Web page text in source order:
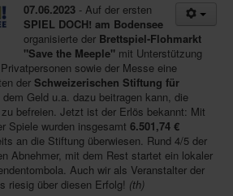
Special 2025
07.06.2023 - Auf der ersten
SPIEL DOCH! am Bodensee
organisierte der Brettspiel-Flohmarkt
"Save the Meeple" mit Unterstützung
sowie der Messe eine
der Schweizerischen Stiftung für
Geld u.a. dazu beitragen kann, die
befreien. Jetzt ist der Erlös bekannt: Mit
Spiele wurden insgesamt 6.501,74 €
an die Stiftung überwiesen. Rund 4/5 der
Abnehmer, mit dem Rest startet ein lokaler
Auch wir als Veranstalter der
riesig über diesen Erfolg! (th)